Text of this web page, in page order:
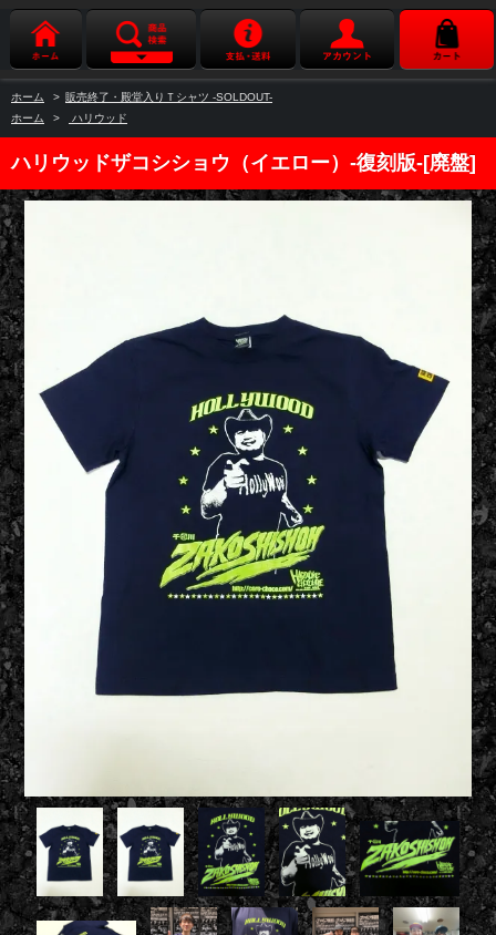
ホーム > 販売終了・殿堂入りＴシャツ -SOLDOUT-
ホーム
> ハリウッド
ハリウッドザコシショウ（イエロー）-復刻版-[廃盤]